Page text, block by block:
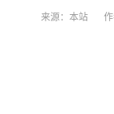
来源： 本站 作